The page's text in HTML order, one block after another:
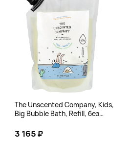
The Unscented Company, Kids,
Big Bubble Bath, Refill, без
Унции)
3 165 ₽